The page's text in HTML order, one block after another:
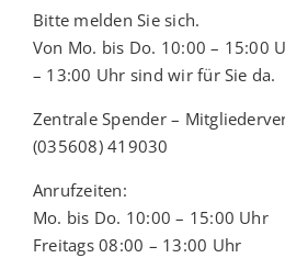
Bitte melden Sie sich.
Von Mo. bis Do. 10:00 – 15:00
– 13:00 Uhr sind wir für Sie da.
Zentrale Spender –
(035608) 419030
Anrufzeiten:
Mo. bis Do. 10:00 – 15:00 Uhr
Freitags 08:00 – 13:00 Uhr